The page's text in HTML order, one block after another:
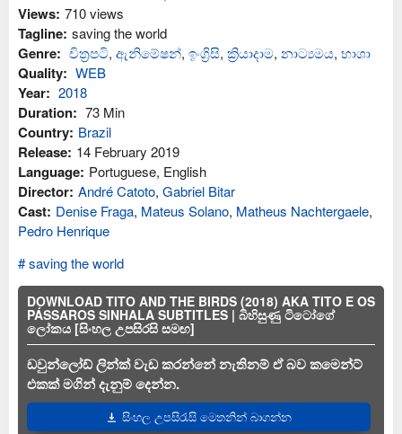
Views: 710 views
Tagline: saving the world
Genre: චිත්‍රපටි, ඇනිමේෂන්, ඉංග්‍රිසි, ක්‍රියාදාම, නාට්‍යමය, භාශා
Quality: WEB
Year: 2018
Duration: 73 Min
Country: Brazil
Release: 14 February 2019
Language: Portuguese, English
Director: André Catoto, Gabriel Bitar
Cast: Denise Fraga, Mateus Solano, Matheus Nachtergaele,
Pedro Henrique
saving the world
DOWNLOAD TITO AND THE BIRDS (2018) AKA TITO E OS
PÁSSAROS SINHALA SUBTITLES | බිහිසුණු ටිටෝගේ
ලෝකය [සිංහල උපසිරසි සමඟ]
ඩවුන්ලෝඩ් ලින්ක් වැඩ කරන්නේ නැතිනම් ඒ බව කමෙන්ට්
එකක් මගින් දැනුම් දෙන්න.
සිංහල උපසිරැසි මෙතනින් බාගන්න